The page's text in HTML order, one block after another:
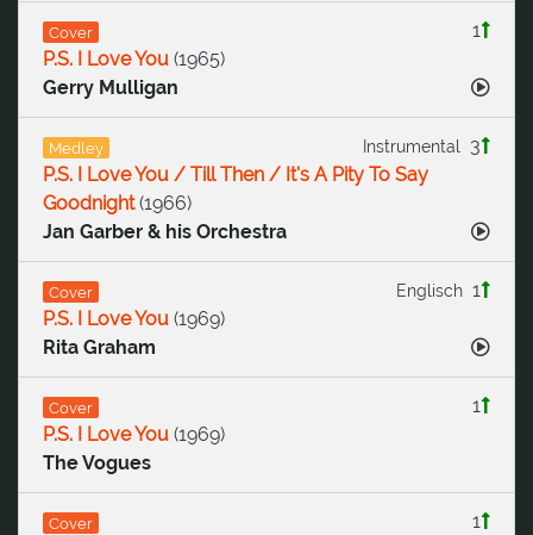
Cover
1
P.S. I Love You (1965)
Gerry Mulligan
Medley 3
Instrumental
P.S. I Love You / Till Then / It's A Pity To Say
Goodnight(1966)
Jan Garber & his Orchestra
Cover 1
Englisch
P.S. I Love You (1969)
Rita Graham
Cover
1
P.S. I Love You (1969)
The Vogues
Cover
1